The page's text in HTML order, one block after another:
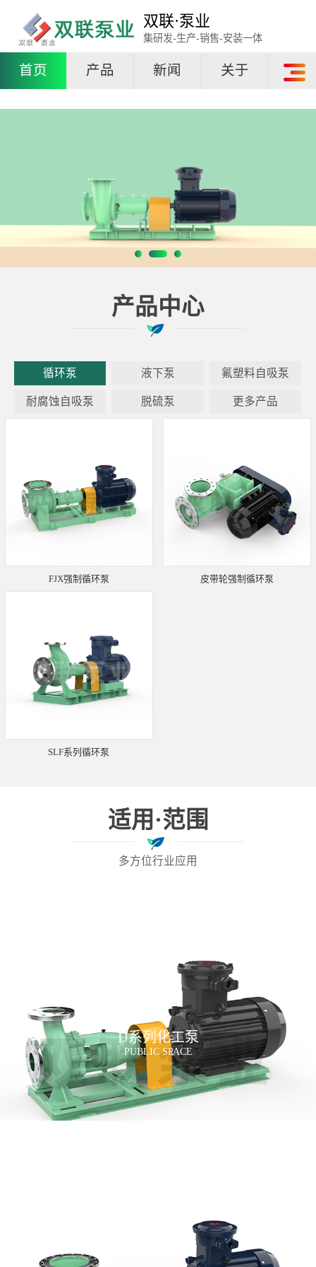
双联·泵业
集研发-生产-销售-安装一体
首页 产品 新闻 关于
产品中心
循环泵 液下泵 氟塑料自吸泵
耐腐蚀自吸泵 脱硫泵 更多产品
FJX强制循环泵 皮带轮强制循环泵
SLF系列循环泵
适用·范围
多方位行业应用
IJ系列化工泵
PUBLIC SPACE